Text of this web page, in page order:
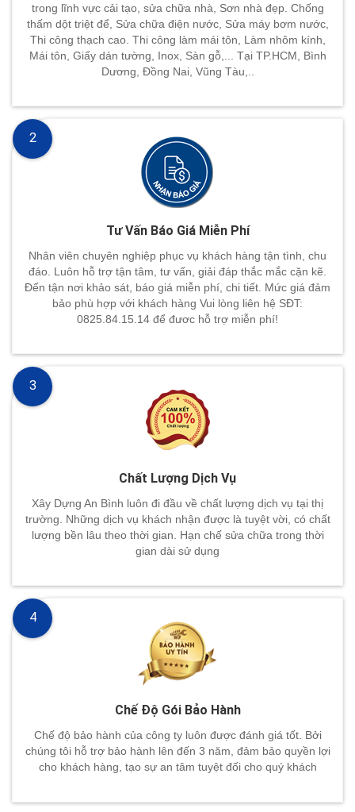
trong lĩnh vực cải tạo, sửa chữa nhà, Sơn nhà đẹp. Chống
thấm dột triệt để, Sửa chữa điện nước, Sửa máy bơm nước,
Thi công thạch cao. Thi công làm mái tôn, Làm nhôm kính,
Mái tôn, Giấy dán tường, Inox, Sàn gỗ,... Tại TP.HCM, Bình
Dương, Đồng Nai, Vũng Tàu,..
Tư Vấn Báo Giá Miễn Phí
Nhân viên chuyên nghiệp phục vụ khách hàng tận tình, chu
đáo. Luôn hỗ trợ tận tâm, tư vấn, giải đáp thắc mắc cặn kẽ.
Đến tận nơi khảo sát, báo giá miễn phí, chi tiết. Mức giá đảm
bảo phù hợp với khách hàng Vui lòng liên hệ SĐT:
0825.84.15.14 để đươc hỗ trợ miễn phí!
2
Chất Lượng Dịch Vụ
Xây Dựng An Bình luôn đi đầu về chất lượng dịch vụ tại thị
trường. Những dịch vụ khách nhận được là tuyệt vời, có chất
lượng bền lâu theo thời gian. Hạn chế sửa chữa trong thời
gian dài sử dụng
3
Chế Độ Gói Bảo Hành
Chế độ bảo hành của công ty luôn được đánh giá tốt. Bởi
chúng tôi hỗ trợ bảo hành lên đến 3 năm, đảm bảo quyền lợi
cho khách hàng, tạo sự an tâm tuyệt đối cho quý khách
4